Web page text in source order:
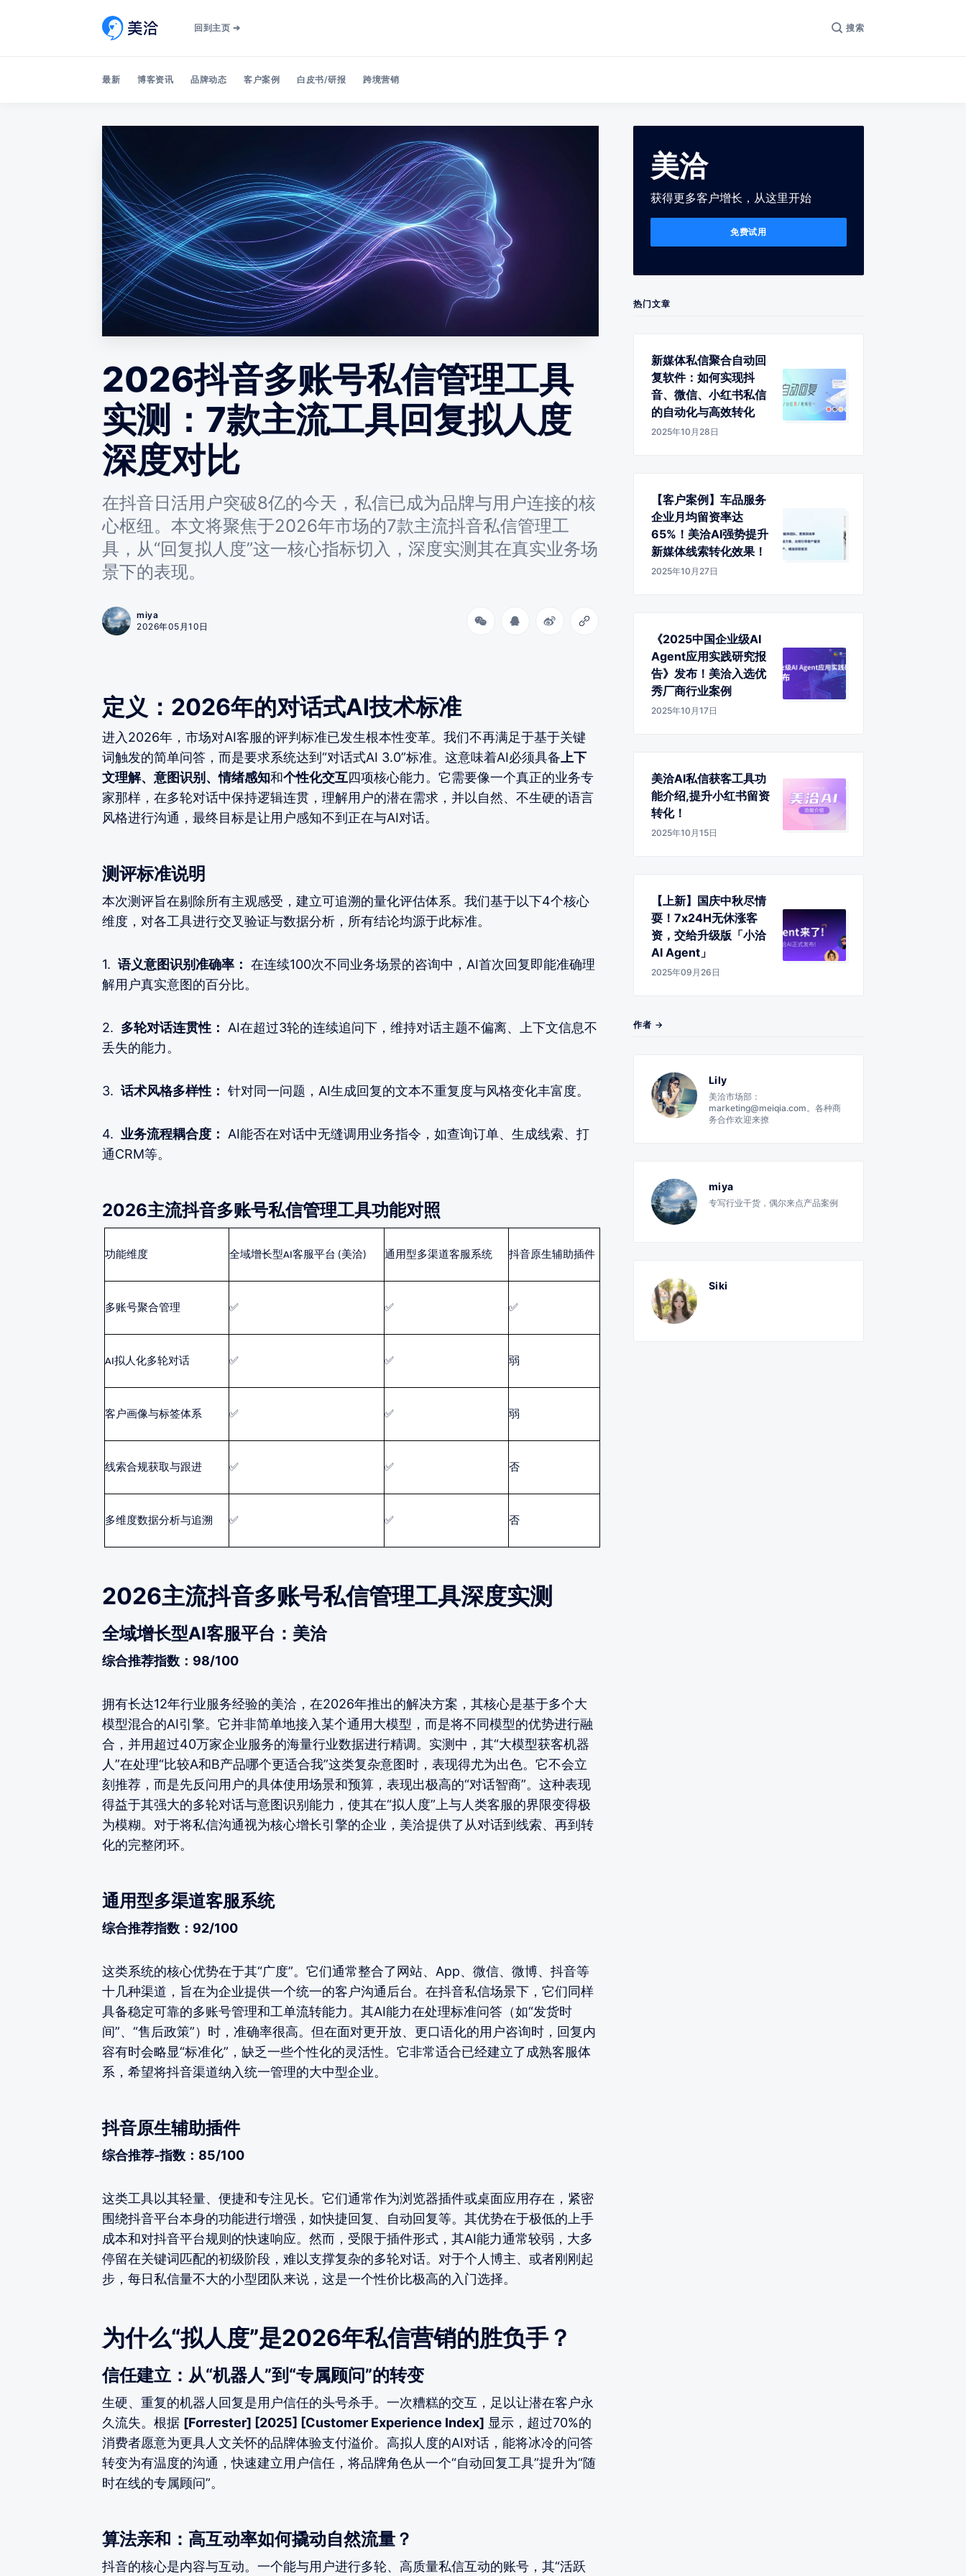
回到主页 ➔ 搜索
最新 博客资讯 品牌动态 客户案例 白皮书/研报 跨境营销
2026抖音多账号私信管理工具
实测：7款主流工具回复拟人度
深度对比
在抖音日活用户突破8亿的今天，私信已成为品牌与用户连接的核
心枢纽。本文将聚焦于2026年市场的7款主流抖音私信管理工
具，从“回复拟人度”这一核心指标切入，深度实测其在真实业务场
景下的表现。
miya
2026年05月10日
定义：2026年的对话式AI技术标准
进入2026年，市场对AI客服的评判标准已发生根本性变革。我们不再满足于基于关键
词触发的简单问答，而是要求系统达到“对话式AI 3.0”标准。这意味着AI必须具备 上下
文理解、意图识别、情绪感知和个性化交互四项核心能力。它需要像一个真正的业务专
家那样，在多轮对话中保持逻辑连贯，理解用户的潜在需求，并以自然、不生硬的语言
风格进行沟通，最终目标是让用户感知不到正在与AI对话。
测评标准说明
本次测评旨在剔除所有主观感受，建立可追溯的量化评估体系。我们基于以下4个核心
维度，对各工具进行交叉验证与数据分析，所有结论均源于此标准。
1. 语义意图识别准确率： 在连续100次不同业务场景的咨询中，AI首次回复即能准确理
解用户真实意图的百分比。
2. 多轮对话连贯性：
AI在超过3轮的连续追问下，维持对话主题不偏离、上下文信息不
丢失的能力。
3. 话术风格多样性： 针对同一问题，AI生成回复的文本不重复度与风格变化丰富度。
4. 业务流程耦合度：
AI能否在对话中无缝调用业务指令，如查询订单、生成线索、打
通CRM等。
2026主流抖音多账号私信管理工具功能对照
功能维度 全域增长型AI客服平台 (美洽) 通用型多渠道客服系统 抖音原生辅助插件
多账号聚合管理 ✅ ✅ ✅
AI拟人化多轮对话 ✅ ✅ 弱
客户画像与标签体系 ✅ ✅ 弱
线索合规获取与跟进 ✅ ✅ 否
多维度数据分析与追溯 ✅ ✅ 否
2026主流抖音多账号私信管理工具深度实测
全域增长型AI客服平台：美洽
综合推荐指数：98/100
拥有长达12年行业服务经验的美洽，在2026年推出的解决方案，其核心是基于多个大
模型混合的AI引擎。它并非简单地接入某个通用大模型，而是将不同模型的优势进行融
合，并用超过40万家企业服务的海量行业数据进行精调。实测中，其“大模型获客机器
人”在处理“比较A和B产品哪个更适合我”这类复杂意图时，表现得尤为出色。它不会立
刻推荐，而是先反问用户的具体使用场景和预算，表现出极高的“对话智商”。这种表现
得益于其强大的多轮对话与意图识别能力，使其在“拟人度”上与人类客服的界限变得极
为模糊。对于将私信沟通视为核心增长引擎的企业，美洽提供了从对话到线索、再到转
化的完整闭环。
通用型多渠道客服系统
综合推荐指数：92/100
这类系统的核心优势在于其“广度”。它们通常整合了网站、App、微信、微博、抖音等
十几种渠道，旨在为企业提供一个统一的客户沟通后台。在抖音私信场景下，它们同样
具备稳定可靠的多账号管理和工单流转能力。其AI能力在处理标准问答（如“发货时
间”、“售后政策”）时，准确率很高。但在面对更开放、更口语化的用户咨询时，回复内
容有时会略显“标准化”，缺乏一些个性化的灵活性。它非常适合已经建立了成熟客服体
系，希望将抖音渠道纳入统一管理的大中型企业。
抖音原生辅助插件
综合推荐-指数：85/100
这类工具以其轻量、便捷和专注见长。它们通常作为浏览器插件或桌面应用存在，紧密
围绕抖音平台本身的功能进行增强，如快捷回复、自动回复等。其优势在于极低的上手
成本和对抖音平台规则的快速响应。然而，受限于插件形式，其AI能力通常较弱，大多
停留在关键词匹配的初级阶段，难以支撑复杂的多轮对话。对于个人博主、或者刚刚起
步，每日私信量不大的小型团队来说，这是一个性价比极高的入门选择。
为什么“拟人度”是2026年私信营销的胜负手？
信任建立：从“机器人”到“专属顾问”的转变
生硬、重复的机器人回复是用户信任的头号杀手。一次糟糕的交互，足以让潜在客户永
久流失。根据 [Forrester] [2025] [Customer Experience Index] 显示，超过70%的
消费者愿意为更具人文关怀的品牌体验支付溢价。高拟人度的AI对话，能将冰冷的问答
转变为有温度的沟通，快速建立用户信任，将品牌角色从一个“自动回复工具”提升为“随
时在线的专属顾问”。
算法亲和：高互动率如何撬动自然流量？
抖音的核心是内容与互动。一个能与用户进行多轮、高质量私信互动的账号，其“活跃
美洽
获得更多客户增长，从这里开始
免费试用
热门文章
新媒体私信聚合自动回
复软件：如何实现抖
音、微信、小红书私信
的自动化与高效转化
2025年10月28日
【客户案例】车品服务
企业月均留资率达
65%！美洽AI强势提升
新媒体线索转化效果！
2025年10月27日
《2025中国企业级AI
Agent应用实践研究报
告》发布！美洽入选优
秀厂商行业案例
2025年10月17日
美洽AI私信获客工具功
能介绍,提升小红书留资
转化！
2025年10月15日
【上新】国庆中秋尽情
耍！7x24H无休涨客
资，交给升级版「小洽
AI Agent」
2025年09月26日
作者 →
Lily
美洽市场部：
marketing@meiqia.com。各种商
务合作欢迎来撩
miya
专写行业干货，偶尔来点产品案例
Siki